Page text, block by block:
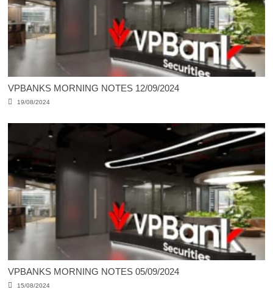
VPBANKS MORNING NOTES 12/09/2024
19/08/2024
VPBANKS MORNING NOTES 05/09/2024
15/08/2024